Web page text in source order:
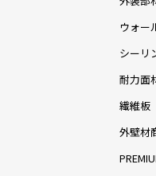
ウォー
シーリ
耐力面
繊維板
外壁材